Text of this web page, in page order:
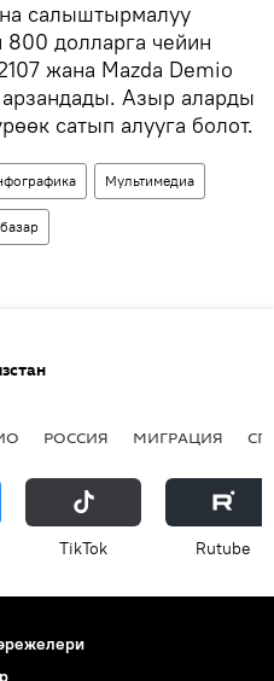
салыштырмалуу
800 долларга чейин
жана Mazda Demio
Азыр аларды
сатып алууга болот.
Мультимедиа
базар
РОССИЯ МИГРАЦИЯ
ТikТоk Rutube